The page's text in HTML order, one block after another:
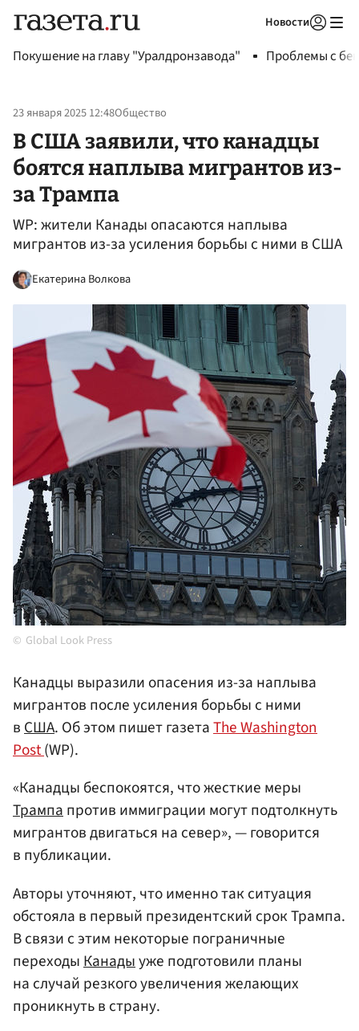
Новости
Покушение на главу "Уралдронзавода" Проблемы с
23 января 2025 12:48Общество
В США заявили, что канадцы
боятся наплыва мигрантов из-
за Трампа
WP: жители Канады опасаются наплыва
мигрантов из-за усиления борьбы с ними в США
Екатерина Волкова
Global Look Press
Канадцы выразили опасения из-за наплыва
мигрантов после усиления борьбы с ними
вСША. Об этом пишет газетаThe Washington
Post(WP).
«Канадцы беспокоятся, что жесткие меры
Трампапротив иммиграции могут подтолкнуть
мигрантов двигаться на север», — говорится
в публикации.
Авторы уточняют, что именно так ситуация
обстояла в первый президентский срок Трампа.
В связи с этим некоторые пограничные
переходы Канадыуже подготовили планы
на случай резкого увеличения желающих
проникнуть в страну.